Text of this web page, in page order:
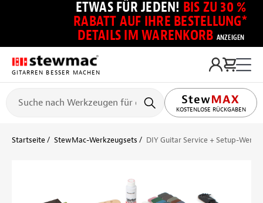
ETWAS FÜR JEDEN! BIS ZU 30 %
RABATT AUF IHRE BESTELLUNG*
DETAILS IM WARENKORB ANZEIGEN
GITARREN BESSER MACHEN
KOSTENLOSE RÜCKGABEN
Startseite StewMac-Werkzeugsets DIY Guitar Service + Setup-